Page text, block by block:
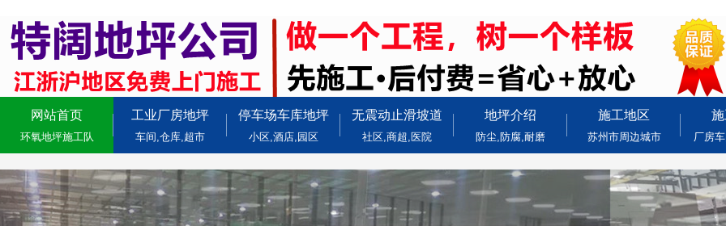
网站首页
环氧地坪施工队
工业厂房地坪
车间,仓库,超市
停车场车库地坪
小区,酒店,园区
无震动止滑坡道
社区,商超,医院
地坪介绍
防尘,防腐,耐磨
施工地区
苏州市周边城市 厂房